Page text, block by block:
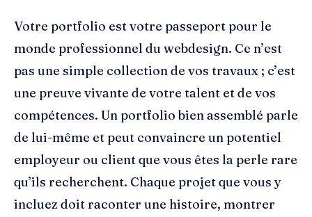
Votre portfolio est votre passeport pour le
monde professionnel du webdesign. Ce n’est
pas une simple collection de vos travaux ; c’est
une preuve vivante de votre talent et de vos
compétences. Un portfolio bien assemblé parle
de lui-même et peut convaincre un potentiel
employeur ou client que vous êtes la perle rare
qu’ils recherchent. Chaque projet que vous y
incluez doit raconter une histoire, montrer